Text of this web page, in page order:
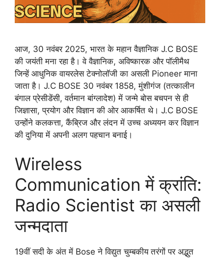
आज, 30 नवंबर 2025, भारत के महान वैज्ञानिक J.C BOSE
की जयंती मना रहा है। वे वैज्ञानिक, अविष्कारक और पॉलीमैथ
जिन्हें आधुनिक वायरलेस टेक्नोलॉजी का असली Pioneer माना
जाता है। J.C BOSE 30 नवंबर 1858, मुंशीगंज (तत्कालीन
बंगाल प्रेसीडेंसी, वर्तमान बांग्लादेश) में जन्मे बोस बचपन से ही
जिज्ञासा, प्रयोग और विज्ञान की ओर आकर्षित थे। J.C BOSE
उन्होंने कलकत्ता, कैंब्रिज और लंदन में उच्च अध्ययन कर विज्ञान
की दुनिया में अपनी अलग पहचान बनाई।
Wireless
Communication में क्रांति:
Radio Scientist का असली
जन्मदाता
19वीं सदी के अंत में Bose ने विद्युत चुम्बकीय तरंगों पर अद्भुत